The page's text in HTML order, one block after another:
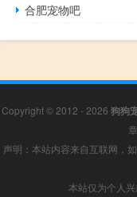
合肥宠物吧
Copyright © 2012 - 2026 狗狗
章
声明：本站内容来自互联网，
本站仅为个人